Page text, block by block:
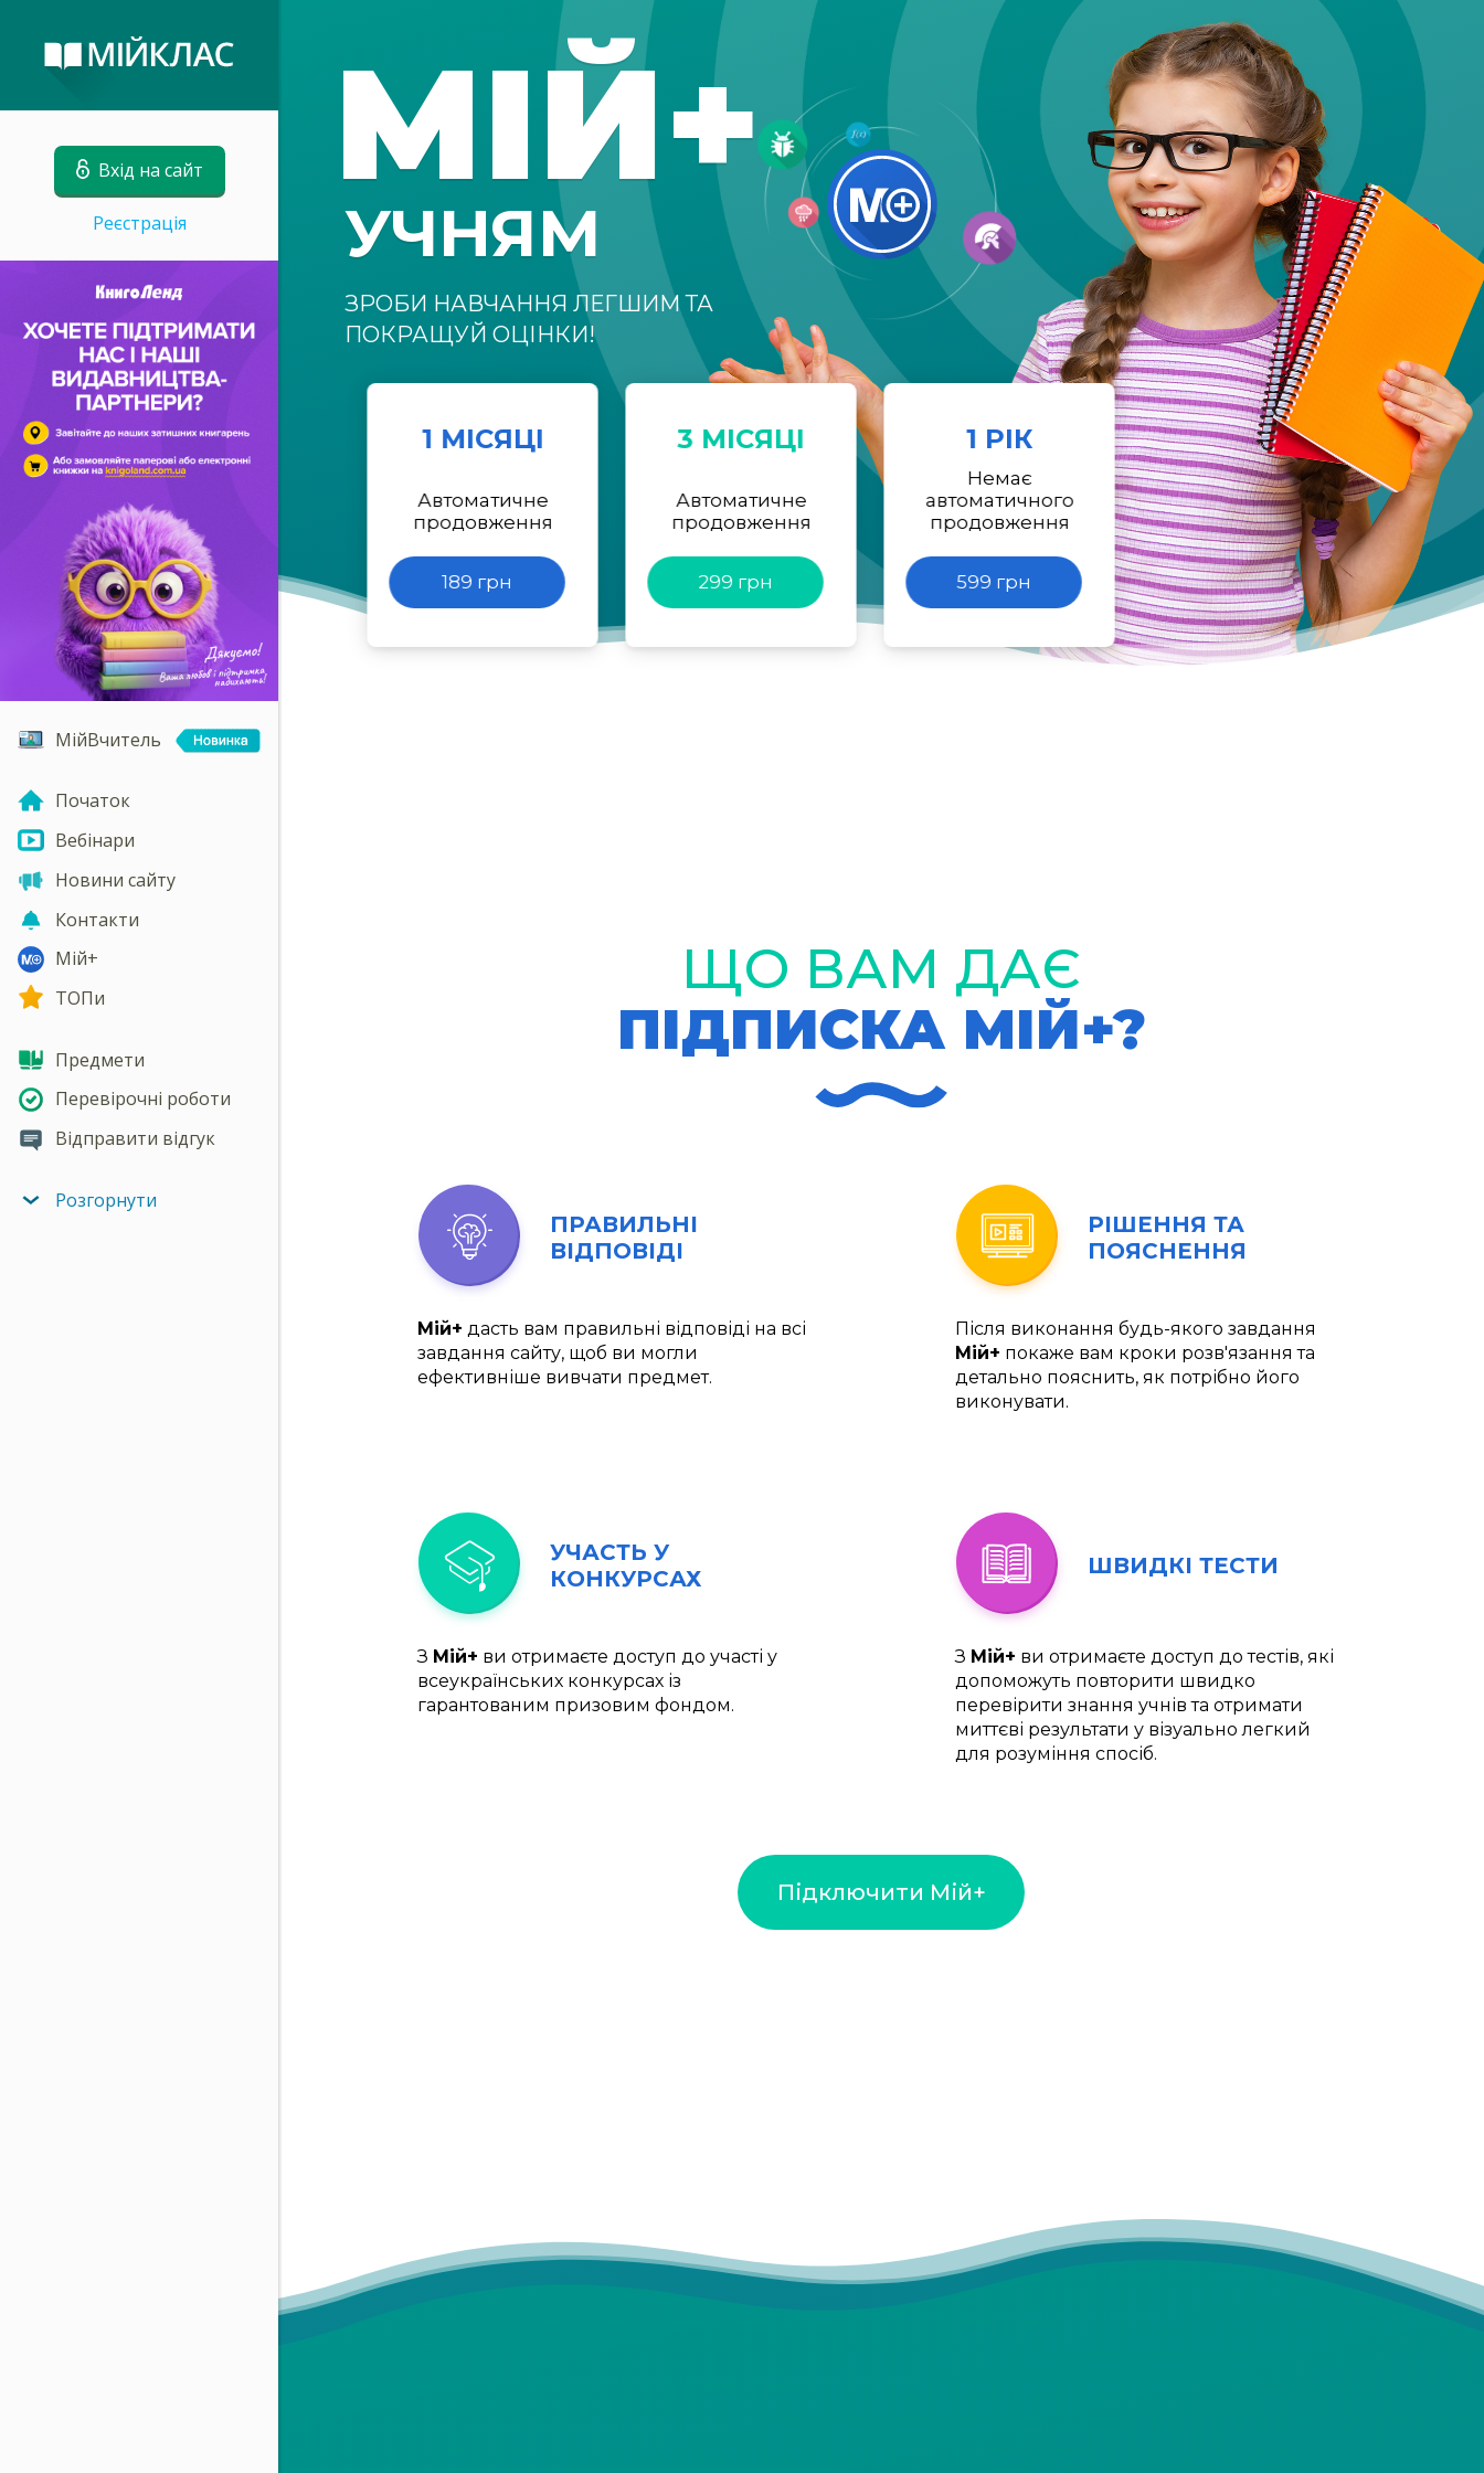
Вхід на сайт
Реєстрація
МійВчитель
Початок
Вебінари
Новини сайту
Контакти
Мій+
ТОПи
Предмети
Перевірочні роботи
Відправити відгук
Розгорнути
МІЙ+
УЧНЯМ
ЗРОБИ НАВЧАННЯ ЛЕГШИМ ТА
ПОКРАЩУЙ ОЦІНКИ!
1 МІСЯЦІ
Автоматичне
продовження
189 грн
3 МІСЯЦІ
Автоматичне
продовження
299 грн
1 РІК
Немає
автоматичного
продовження
599 грн
ЩО ВАМ ДАЄ
ПІДПИСКА МІЙ+?
ПРАВИЛЬНІ
ВІДПОВІДІ
Мій+ дасть вам правильні відповіді на всі
завдання сайту, щоб ви могли
ефективніше вивчати предмет.
РІШЕННЯ ТА
ПОЯСНЕННЯ
Після виконання будь-якого завдання
Мій+ покаже вам кроки розв'язання та
детально пояснить, як потрібно його
виконувати.
УЧАСТЬ У
КОНКУРСАХ
З Мій+ ви отримаєте доступ до участі у
всеукраїнських конкурсах із
гарантованим призовим фондом.
ШВИДКІ ТЕСТИ
З Мій+ ви отримаєте доступ до тестів, які
допоможуть повторити швидко
перевірити знання учнів та отримати
миттєві результати у візуально легкий
для розуміння спосіб.
Підключити Мій+